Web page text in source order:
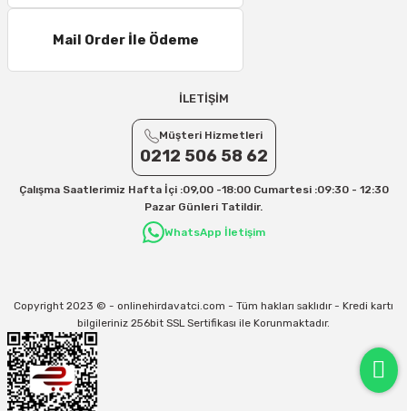
Mail Order İle Ödeme
İLETİŞİM
Müşteri Hizmetleri
0212 506 58 62
Çalışma Saatlerimiz Hafta İçi :09,00 -18:00 Cumartesi :09:30 - 12:30
Pazar Günleri Tatildir.
WhatsApp İletişim
Copyright 2023 © - onlinehirdavatci.com - Tüm hakları saklıdır - Kredi kartı
bilgileriniz 256bit SSL Sertifikası ile Korunmaktadır.